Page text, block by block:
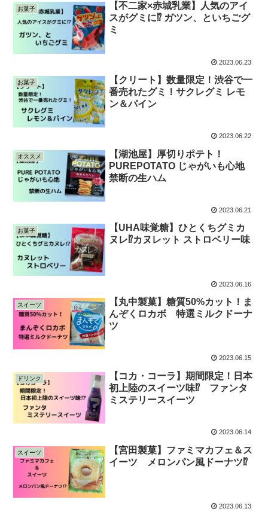
お菓子
【不二家×赤城乳業】人気のアイ
スがグミに⁉︎ ガツン、といちごグ
ミ
2023.06.23
お菓子
【クリート】数量限定！渋谷で一
番売れたグミ！サクレグミ レモ
ン＆パイン
2023.06.22
オススメ
【湖池屋】厚切りポテト！
PUREPOTATO じゃがいも心地
禁断の生ハム
2023.06.21
お菓子
【UHA味覚糖】ひとくちグミカ
ヌレ⁉︎カヌレット ストロベリー味
2023.06.16
スイーツ
【丸中製菓】糖質50%カット！ま
んぞくロカボ 特選ミルクドーナ
ツ
2023.06.15
ドリンク
【コカ・コーラ】期間限定！日本
初上陸のスイーツ味⁉︎ ファンタ
ミステリースイーツ
2023.06.14
スイーツ
【宮田製菓】ファミマカフェ＆ス
イーツ メロンパン風ドーナツ⁉︎
2023.06.13